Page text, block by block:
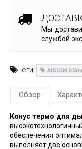
Мы
службой
Теги: AISI304
Обзор
Конус термо для
обеспечения
выполняет две